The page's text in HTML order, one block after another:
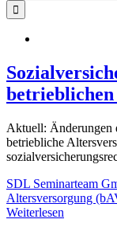
nach:
Aktuell: Änderungen
betriebliche
SDL Seminarteam
Altersversorgung
Weiterlesen